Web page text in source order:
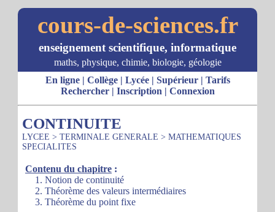
cours-de-sciences.fr
enseignement scientifique, informatique
maths, physique, chimie, biologie, géologie
En ligne| Collège| Lycée| Supérieur| Tarifs
Rechercher| Inscription | Connexion
CONTINUITE
LYCEE > TERMINALE GENERALE > MATHEMATIQUES
SPECIALITES
Contenu du chapitre :
1. Notion de continuité
2. Théorème des valeurs intermédiaires
3. Théorème du point fixe